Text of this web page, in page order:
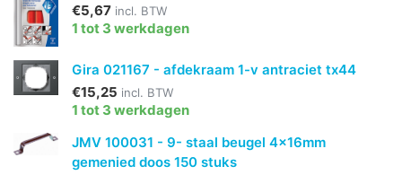
€5,67 incl. BTW
1 tot 3 werkdagen
Gira 021167 - afdekraam 1-v antraciet tx44
€15,25 incl. BTW
1 tot 3 werkdagen
JMV 100031 - 9- staal beugel 4x16mm
gemenied doos 150 stuks